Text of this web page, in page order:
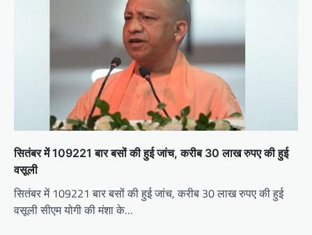
सितंबर में 109221 बार बसों की हुई जांच, करीब 30 लाख रुपए की हुई
वसूली
सितंबर में 109221 बार बसों की हुई जांच, करीब 30 लाख रुपए की हुई
वसूली सीएम योगी की मंशा के…